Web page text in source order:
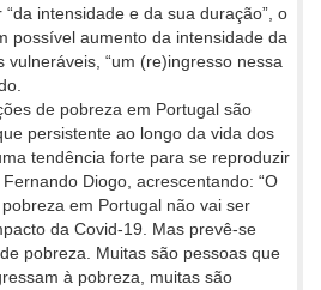
intensidade e da sua duração”, o
possível aumento da intensidade da
vulneráveis, “um (re)ingresso nessa
de pobreza em Portugal são
persistente ao longo da vida dos
tendência forte para se reproduzir
Diogo, acrescentando: “O
em Portugal não vai ser
da Covid-19. Mas prevê-se
pobreza. Muitas são pessoas que
à pobreza, muitas são